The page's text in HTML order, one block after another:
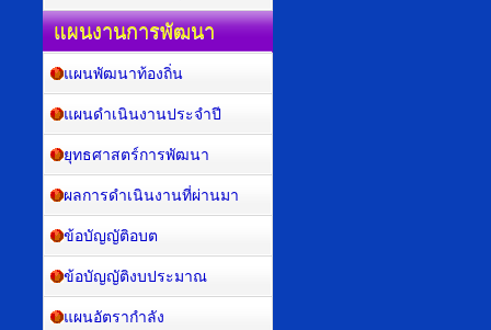
แผนงานการพัฒนา
แผนพัฒนาท้องถิ่น
แผนดำเนินงานประจำปี
ยุทธศาสตร์การพัฒนา
ผลการดำเนินงานที่ผ่านมา
ข้อบัญญัติอบต
ข้อบัญญัติงบประมาณ
แผนอัตรากำลัง